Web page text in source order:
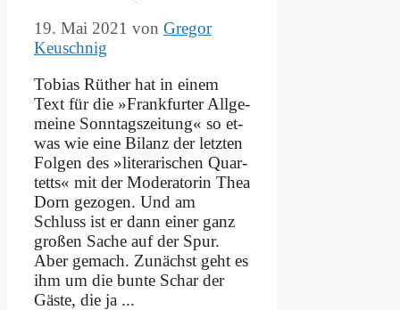
19. Mai 2021 von Gregor
Keuschnig
To­bi­as Rüt­her hat in ei­nem
Text für die »Frank­fur­ter All­ge­
mei­ne Sonn­tags­zei­tung« so et­
was wie ei­ne Bi­lanz der letz­ten
Fol­gen des »li­te­ra­ri­schen Quar­
tetts« mit der Mo­de­ra­to­rin Thea
Dorn ge­zo­gen. Und am
Schluss ist er dann ei­ner ganz
gro­ßen Sa­che auf der Spur.
Aber ge­mach. Zu­nächst geht es
ihm um die bun­te Schar der
Gä­ste, die ja ...